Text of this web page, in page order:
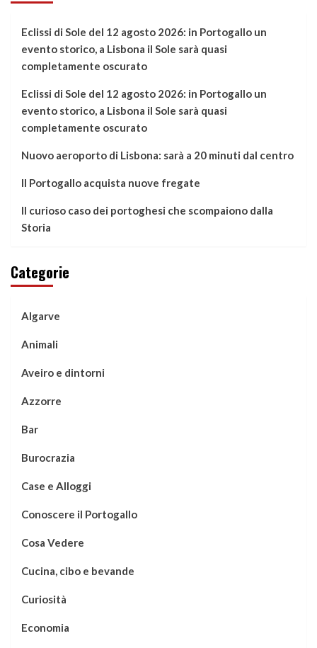
Eclissi di Sole del 12 agosto 2026: in Portogallo un
evento storico, a Lisbona il Sole sarà quasi
completamente oscurato
Eclissi di Sole del 12 agosto 2026: in Portogallo un
evento storico, a Lisbona il Sole sarà quasi
completamente oscurato
Nuovo aeroporto di Lisbona: sarà a 20 minuti dal centro
Il Portogallo acquista nuove fregate
Il curioso caso dei portoghesi che scompaiono dalla
Storia
Categorie
Algarve
Animali
Aveiro e dintorni
Azzorre
Bar
Burocrazia
Case e Alloggi
Conoscere il Portogallo
Cosa Vedere
Cucina, cibo e bevande
Curiosità
Economia